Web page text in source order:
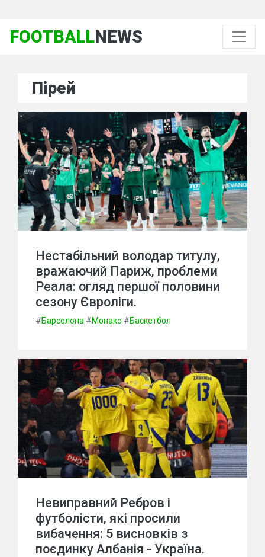
FOOTBALLNEWS
Пірей
Нестабільний володар титулу,
вражаючий Париж, проблеми
Реала: огляд першої половини
сезону Євроліги.
#Барселона #Монако #Баскетбол
Невиправний Ребров і
футболісти, які просили
вибачення: 5 висновків з
поєдинку Албанія - Україна.